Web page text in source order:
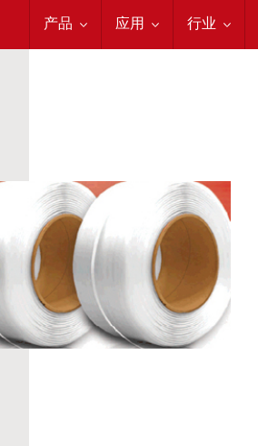
产品
充气袋 应用
集装箱加固行业
物流